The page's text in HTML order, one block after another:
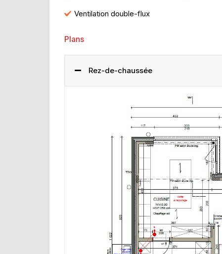
Ventilation double-flux
Plans
Rez-de-chaussée